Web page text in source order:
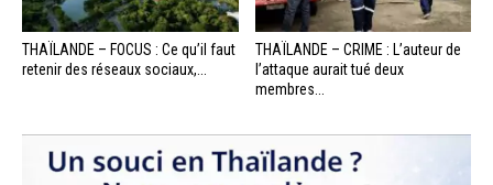
THAÏLANDE – FOCUS : Ce qu’il faut
retenir des réseaux sociaux,...
THAÏLANDE – CRIME : L’auteur de
l’attaque aurait tué deux
membres...